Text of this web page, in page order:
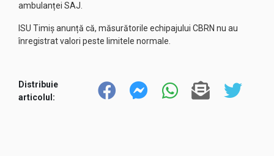
ambulanței SAJ.
ISU Timiș anunță că, măsurătorile echipajului CBRN nu au
înregistrat valori peste limitele normale.
Distribuie
articolul: